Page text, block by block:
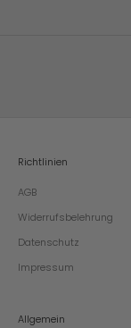
Richtlinien
AGB
Widerrufsbelehrung
Datenschutz
Impressum
Allgemein